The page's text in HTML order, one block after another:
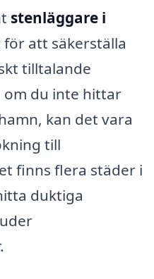
stenläggare i
att säkerställa
tilltalande
du inte hittar
kan det vara
till
finns flera städer i
duktiga